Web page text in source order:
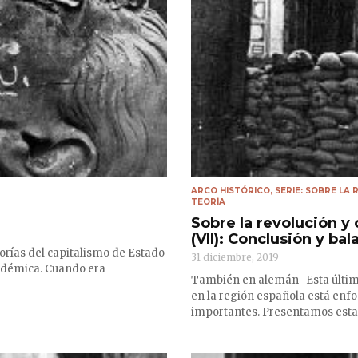
del capitalismo de Estado
Cuando era
ARCO HISTÓRICO, SERIE: SOBRE LA
TEORÍA
Sobre la revolución
(VII): Conclusión y
31 diciembre, 2019
También en alemán Esta
en la región española está
importantes. Presentamos